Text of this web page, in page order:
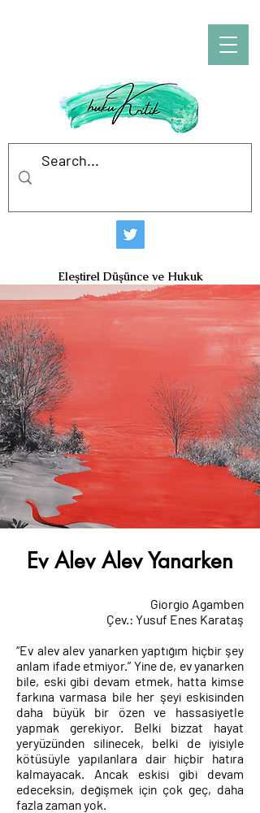
Eleştirel Düşünce ve Hukuk
Ev Alev Alev Yanarken
Giorgio Agamben
Çev.: Yusuf Enes Karataş
“Ev alev alev yanarken yaptığım hiçbir şey
anlam ifade etmiyor.” Yine de, ev yanarken
bile, eski gibi devam etmek, hatta kimse
farkına varmasa bile her şeyi eskisinden
daha büyük bir özen ve hassasiyetle
yapmak gerekiyor. Belki bizzat hayat
yeryüzünden silinecek, belki de iyisiyle
kötüsüyle yapılanlara dair hiçbir hatıra
kalmayacak. Ancak eskisi gibi devam
edeceksin, değişmek için çok geç, daha
fazla zaman yok.